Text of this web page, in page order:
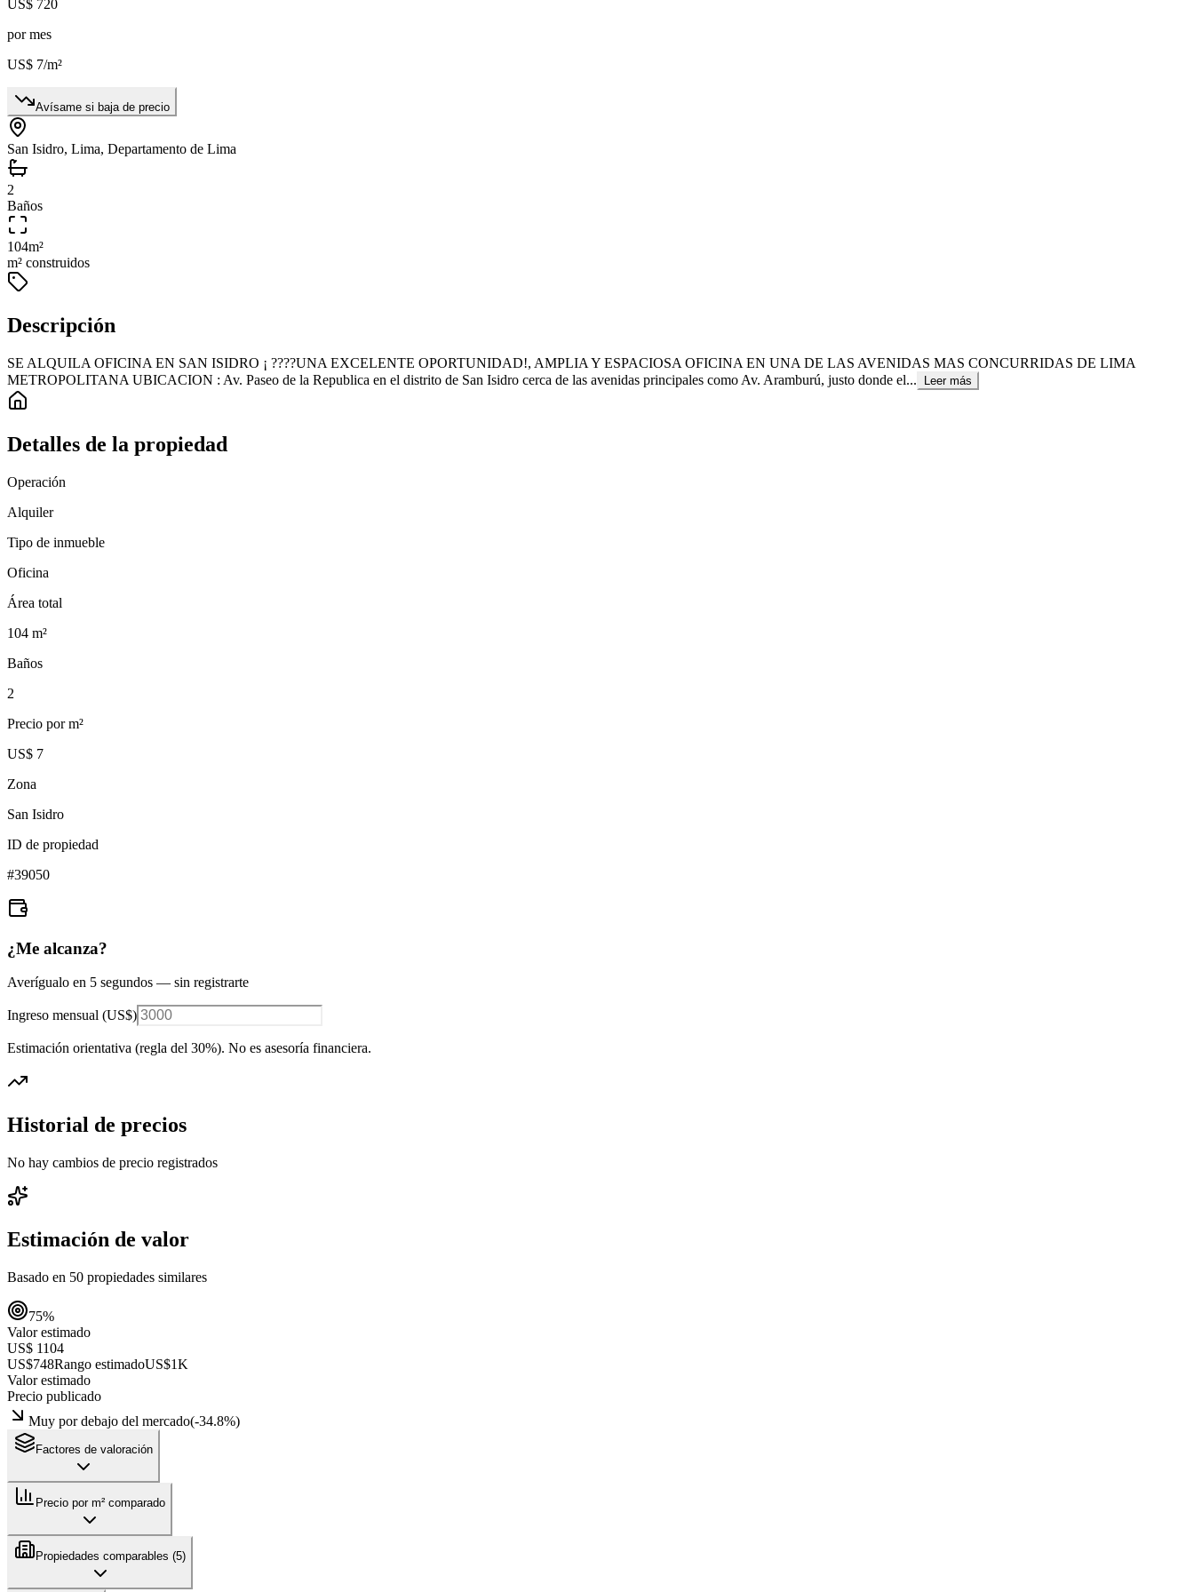
US$ 720
por mes
US$ 7/m²
Avísame si baja de precio
San Isidro, Lima, Departamento de Lima
2
Baños
104m²
m² construidos
Descripción
SE ALQUILA OFICINA EN SAN ISIDRO ¡ ????UNA EXCELENTE OPORTUNIDAD!, AMPLIA Y ESPACIOSA OFICINA EN UNA DE LAS AVENIDAS MAS CONCURRIDAS DE LIMA
METROPOLITANA UBICACION : Av. Paseo de la Republica en el distrito de San Isidro cerca de las avenidas principales como Av. Aramburú, justo donde el...
Leer más
Detalles de la propiedad
Operación
Alquiler
Tipo de inmueble
Oficina
Área total
104 m²
Baños
2
Precio por m²
US$ 7
Zona
San Isidro
ID de propiedad
#39050
¿Me alcanza?
Averígualo en 5 segundos — sin registrarte
Ingreso mensual (US$)
Estimación orientativa (regla del 30%). No es asesoría financiera.
Historial de precios
No hay cambios de precio registrados
Estimación de valor
Basado en 50 propiedades similares
75%
Valor estimado
US$ 1104
US$748Rango estimadoUS$1K
Valor estimado
Precio publicado
Muy por debajo del mercado(-34.8%)
Factores de valoración
Precio por m² comparado
Propiedades comparables (5)